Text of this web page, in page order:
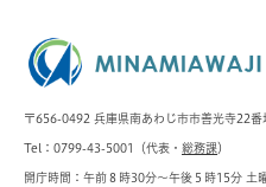
〒656-0492 兵庫県南あわじ市市善光寺22番
Tel：0799-43-5001（代表・ 総務課）
開庁時間：午前８時30分～午後５時15分 土